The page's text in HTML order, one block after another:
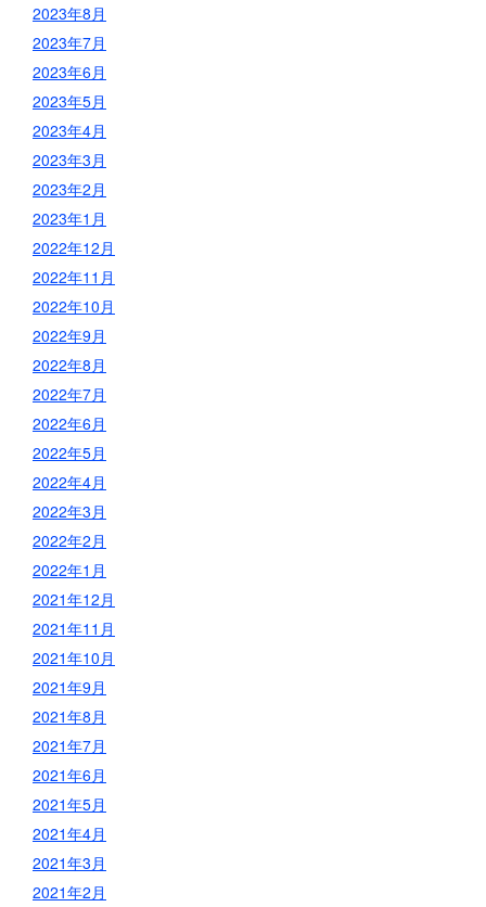
2023年8月
2023年7月
2023年6月
2023年5月
2023年4月
2023年3月
2023年2月
2023年1月
2022年12月
2022年11月
2022年10月
2022年9月
2022年8月
2022年7月
2022年6月
2022年5月
2022年4月
2022年3月
2022年2月
2022年1月
2021年12月
2021年11月
2021年10月
2021年9月
2021年8月
2021年7月
2021年6月
2021年5月
2021年4月
2021年3月
2021年2月